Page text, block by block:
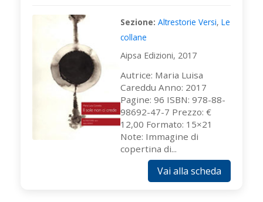
Sezione: Altrestorie Versi, Le
collane
Aipsa Edizioni, 2017
Autrice: Maria Luisa
Careddu Anno: 2017
Pagine: 96 ISBN: 978-88-
98692-47-7 Prezzo: €
12,00 Formato: 15×21
Note: Immagine di
copertina di...
Vai alla scheda